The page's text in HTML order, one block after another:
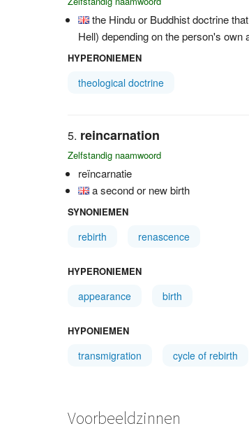
the Hindu or Buddhist doctrine
Hell) depending on the person's own
HYPERONIEMEN
theological doctrine
reincarnation
Zelfstandig naamwoord
reïncarnatie
a second or new birth
SYNONIEMEN
rebirth renascence
HYPERONIEMEN
appearance birth
HYPONIEMEN
transmigration cycle of rebirth
Voorbeeldzinnen